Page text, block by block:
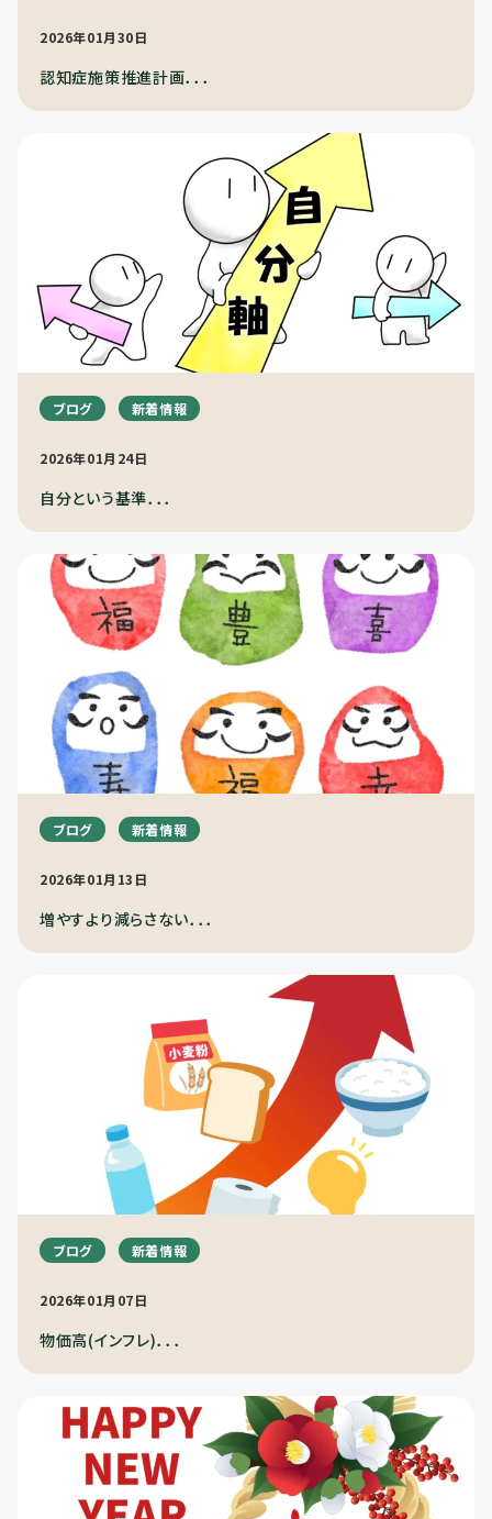
2026年01月30日
認知症施策推進計画．．．
ブログ 新着情報
2026年01月24日
自分という基準．．．
ブログ 新着情報
2026年01月13日
増やすより減らさない．．．
ブログ 新着情報
2026年01月07日
物価高(インフレ)．．．